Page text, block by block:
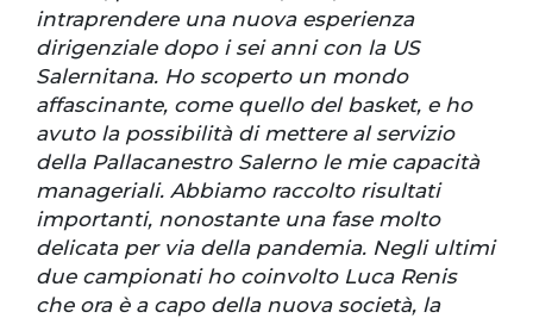
intraprendere una nuova esperienza
dirigenziale dopo i sei anni con la US
Salernitana. Ho scoperto un mondo
affascinante, come quello del basket, e ho
avuto la possibilità di mettere al servizio
della Pallacanestro Salerno le mie capacità
manageriali. Abbiamo raccolto risultati
importanti, nonostante una fase molto
delicata per via della pandemia. Negli ultimi
due campionati ho coinvolto Luca Renis
che ora è a capo della nuova società, la